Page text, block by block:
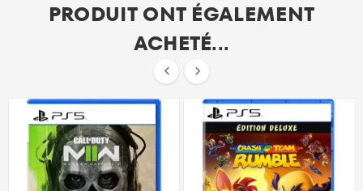
PRODUIT ONT ÉGALEMENT
ACHETÉ...
 